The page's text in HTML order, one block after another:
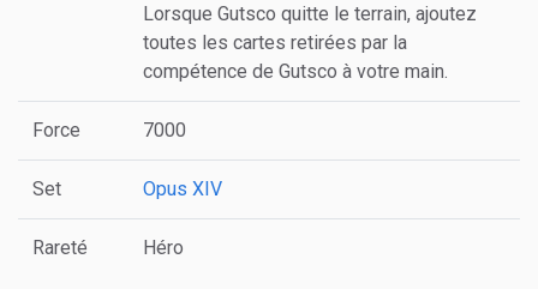
Lorsque Gutsco quitte le terrain, ajoutez
toutes les cartes retirées par la
compétence de Gutsco à votre main.
Force 7000
Set Opus XIV
Rareté Héro